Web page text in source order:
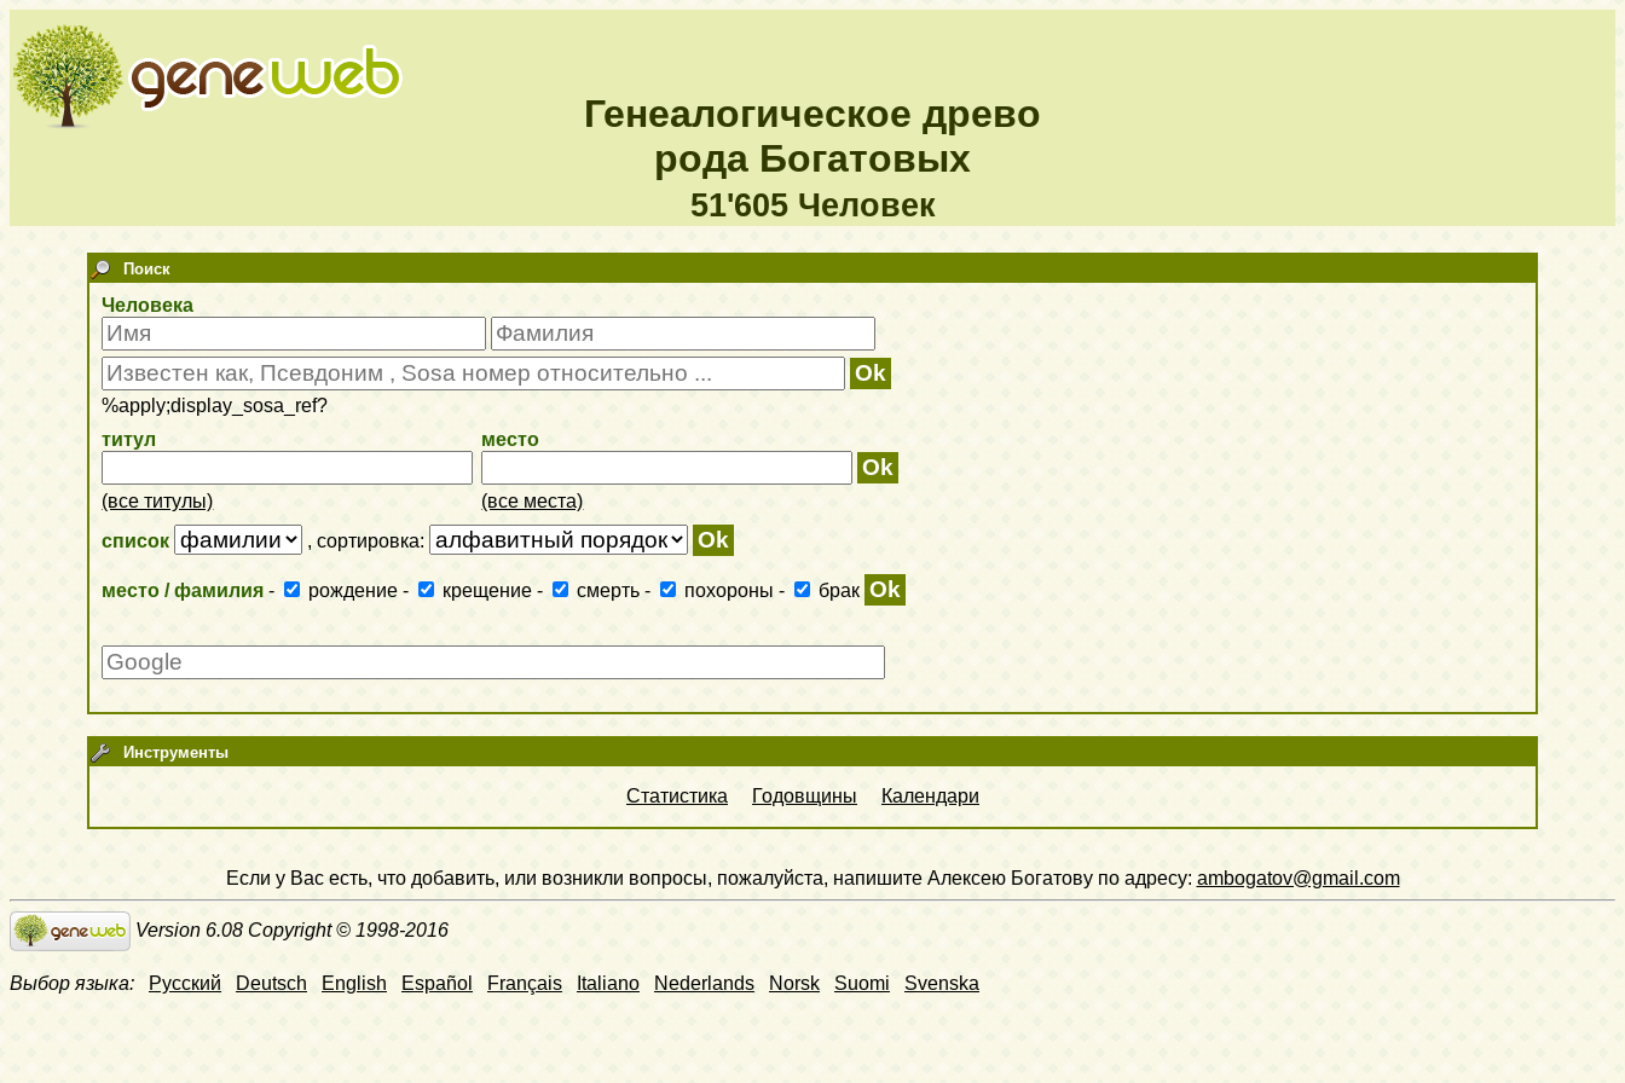
Генеалогическое древо
рода Богатовых
51'605 Человек
Поиск
Человека
%apply;display_sosa_ref?
титул
(все титулы)
место
(все места)
список
, сортировка:
место / фамилия - рождение- крещение- смерть- похороны- брак
Инструменты
Статистика Годовщины Календари
Если у Вас есть, что добавить, или возникли вопросы, пожалуйста, напишите Алексею Богатову по адресу: ambogatov@gmail.com
Version 6.08 Copyright © 1998-2016
Выбор языка: Русский Deutsch English Español Français Italiano Nederlands Norsk Suomi Svenska